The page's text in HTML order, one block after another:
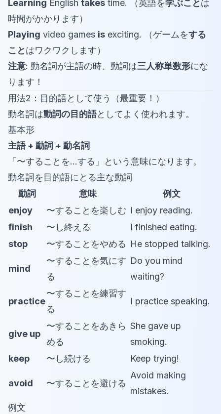
Learning English takes time. （英語を学ぶことは
時間がかかります）
Playing video games is exciting. （ゲームをする
ことはワクワクします）
注意: 動名詞が主語の時、動詞は三人称単数形にな
ります！
用法2：目的語として使う（最重要！）
動名詞は動詞の目的語としてよく使われます。
基本形
主語 + 動詞 + 動名詞
「〜することを...する」という意味になります。
動名詞を目的語にとる主な動詞
動詞
意味
例文
enjoy
〜することを楽しむ I enjoy reading.
finish
〜し終える
I finished eating.
stop
〜することをやめる He stopped talking.
mind
〜することを気にす
る
Do you mind
waiting?
practice
〜することを練習す
る
I practice speaking.
give up
〜することをあきら
める
She gave up
smoking.
keep
〜し続ける Keep trying!
avoid 〜することを避ける
Avoid making
mistakes.
例文